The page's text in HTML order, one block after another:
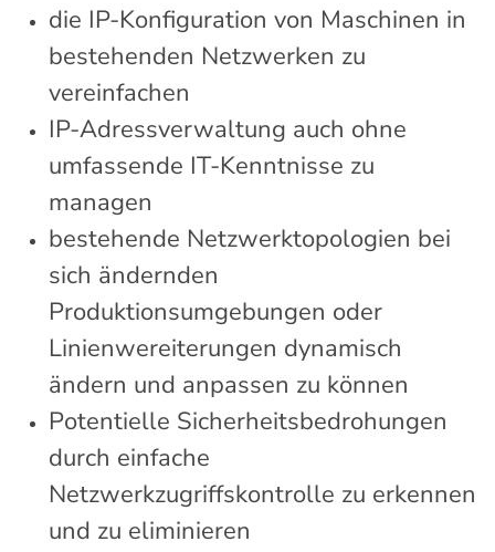
die IP-Konfiguration von Maschinen in
bestehenden Netzwerken zu
vereinfachen
IP-Adressverwaltung auch ohne
umfassende IT-Kenntnisse zu
managen
bestehende Netzwerktopologien bei
sich ändernden
Produktionsumgebungen oder
Linienwereiterungen dynamisch
ändern und anpassen zu können
Potentielle Sicherheitsbedrohungen
durch einfache
Netzwerkzugriffskontrolle zu erkennen
und zu eliminieren